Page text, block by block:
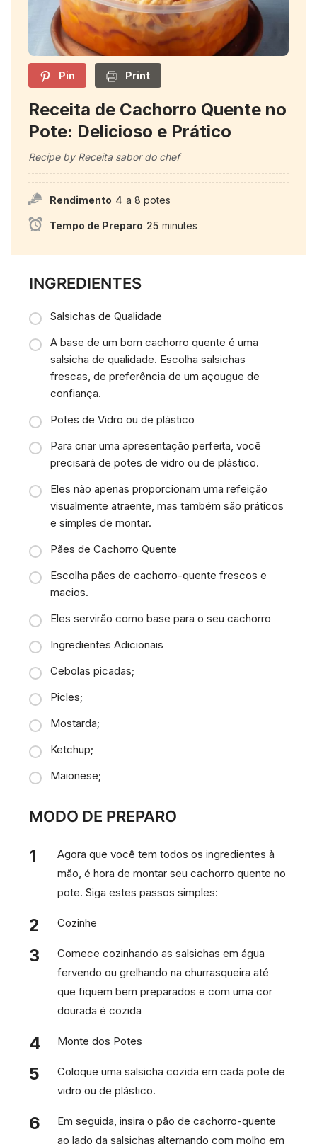
Pin Print
Receita de Cachorro Quente no
Pote: Delicioso e Prático
Recipe by Receita sabor do chef
Rendimento 4 a 8 potes
Tempo de Preparo 25 minutes
INGREDIENTES
Salsichas de Qualidade
A base de um bom cachorro quente é uma
salsicha de qualidade. Escolha salsichas
frescas, de preferência de um açougue de
confiança.
Potes de Vidro ou de plástico
Para criar uma apresentação perfeita, você
precisará de potes de vidro ou de plástico.
Eles não apenas proporcionam uma refeição
visualmente atraente, mas também são práticos
e simples de montar.
Pães de Cachorro Quente
Escolha pães de cachorro-quente frescos e
macios.
Eles servirão como base para o seu cachorro
Ingredientes Adicionais
Cebolas picadas;
Picles;
Mostarda;
Ketchup;
Maionese;
MODO DE PREPARO
Agora que você tem todos os ingredientes à
mão, é hora de montar seu cachorro quente no
pote. Siga estes passos simples:
Cozinhe
Comece cozinhando as salsichas em água
fervendo ou grelhando na churrasqueira até
que fiquem bem preparados e com uma cor
dourada é cozida
Monte dos Potes
Coloque uma salsicha cozida em cada pote de
vidro ou de plástico.
Em seguida, insira o pão de cachorro-quente
ao lado da salsichas alternando com molho em